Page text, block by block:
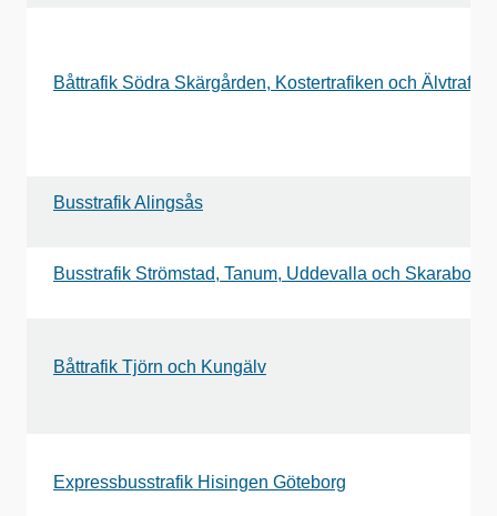
Båttrafik Södra Skärgården, Kostertrafiken och
Busstrafik Alingsås
Busstrafik Strömstad, Tanum, Uddevalla och Skaraborg
Båttrafik Tjörn och Kungälv
Expressbusstrafik Hisingen Göteborg